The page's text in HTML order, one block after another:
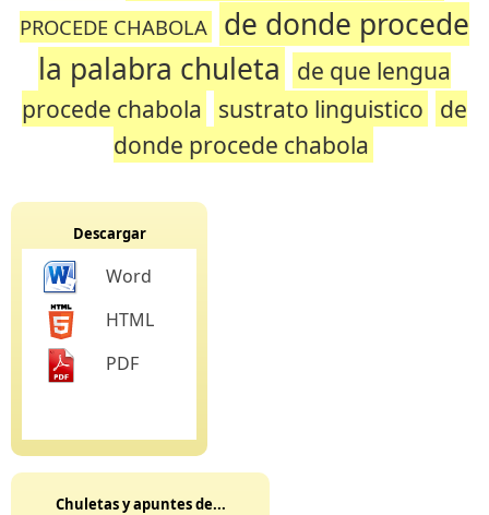
PROCEDE CHABOLA
de donde procede
la palabra chuleta
de que lengua
procede chabola sustrato linguistico de
donde procede chabola
Descargar
Word
HTML
PDF
Chuletas y apuntes de...